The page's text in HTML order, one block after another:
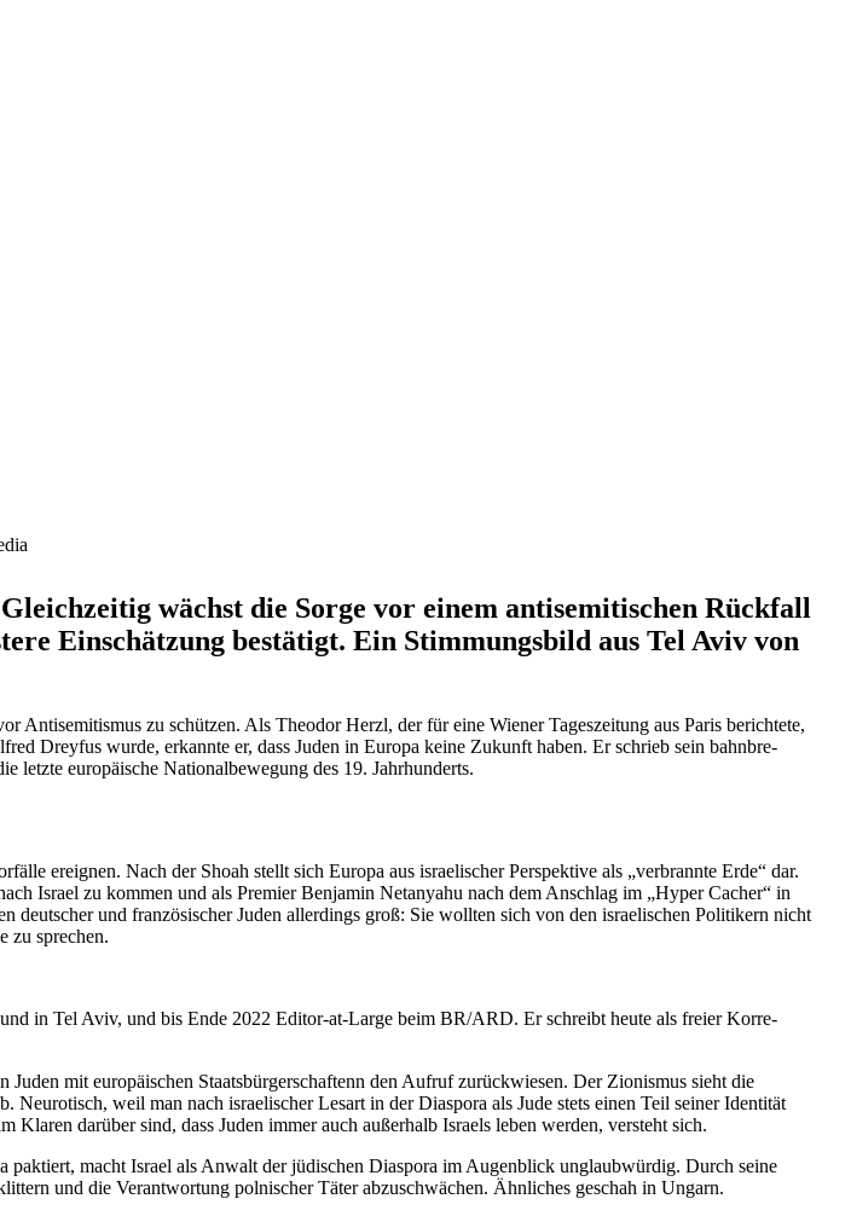
wächst die Sorge vor einem antise­mi­ti­schen Rückfall
Einschätzung bestätigt. Ein Stimmungsbild aus Tel Aviv von
Antise­mi­tismus zu schützen. Als Theodor Herzl, der für eine Wiener Tages­zeitung aus Paris berichtete,
Dreyfus wurde, erkannte er, dass Juden in Europa keine Zukunft haben. Er schrieb sein bahnbre­
letzte europäische Natio­nal­be­wegung des 19. Jahrhunderts.
ereignen. Nach der Shoah stellt sich Europa aus israe­li­scher Perspektive als „verbrannte Erde“ dar.
Israel zu kommen und als Premier Benjamin Netanyahu nach dem Anschlag im „Hyper Cacher“ in
deutscher und franzö­si­scher Juden aller­dings groß: Sie wollten sich von den israe­li­schen Politikern nicht
zu sprechen.
in Tel Aviv, und bis Ende 2022 Editor-at-Large beim BR/​ARD. Er schreibt heute als freier Korre­
mit europäi­schen Staats­bür­ger­schaftenn den Aufruf zurück­wiesen. Der Zionismus sieht die
weil man nach israe­li­scher Lesart in der Diaspora als Jude stets einen Teil seiner Identität
darüber sind, dass Juden immer auch außerhalb Israels leben werden, versteht sich.
macht Israel als Anwalt der jüdischen Diaspora im Augen­blick unglaub­würdig. Durch seine
und die Verant­wortung polni­scher Täter abzuschwächen. Ähnliches geschah in Ungarn.